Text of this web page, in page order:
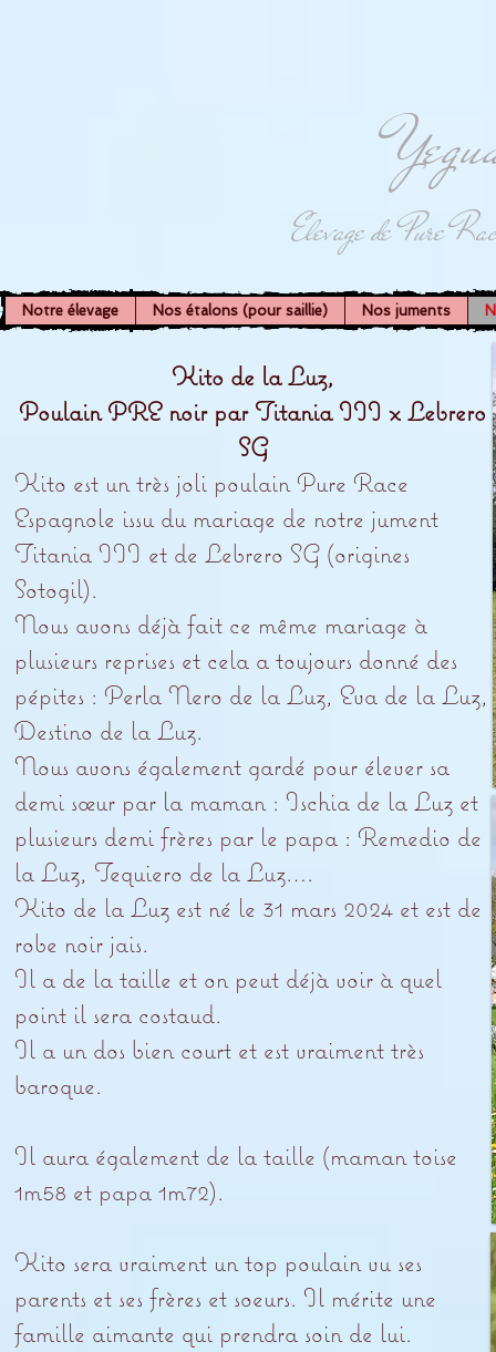
Elevage de Pure
Notre élevage Nos étalons (pour saillie) Nos juments
Kito de la Luz,
Poulain PRE noir par Titania III x Lebrero
SG
Kito est un très joli poulain Pure Race
Espagnole issu du mariage de notre jument
Titania III et de Lebrero SG (origines
Sotogil).
Nous avons déjà fait ce même mariage à
plusieurs reprises et cela a toujours donné des
pépites : Perla Nero de la Luz, Eva de la Luz,
Destino de la Luz.
Nous avons également gardé pour élever sa
demi sœur par la maman : Ischia de la Luz et
plusieurs demi frères par le papa : Remedio de
la Luz, Tequiero de la Luz….
Kito de la Luz est né le 31 mars 2024 et est de
robe noir jais.
Il a de la taille et on peut déjà voir à quel
point il sera costaud.
Il a un dos bien court et est vraiment très
baroque.
Il aura également de la taille (maman toise
1m58 et papa 1m72).
Kito sera vraiment un top poulain vu ses
parents et ses frères et soeurs. Il mérite une
famille aimante qui prendra soin de lui.